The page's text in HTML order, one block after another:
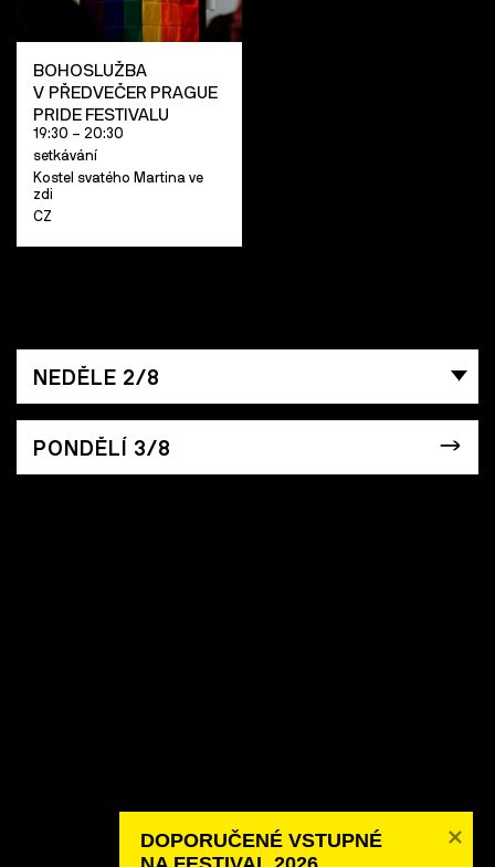
BOHOSLUŽBA
V PŘEDVEČER PRAGUE
PRIDE FESTIVALU
19:30 – 20:30
setkávání
Kostel svatého Martina ve
zdi
CZ
NEDĚLE 2/8
PONDĚLÍ 3/8
DOPORUČENÉ VSTUPNÉ